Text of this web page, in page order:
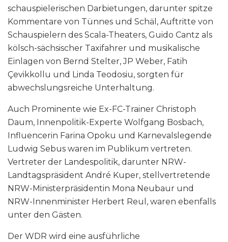
schauspielerischen Darbietungen, darunter spitze
Kommentare von Tünnes und Schäl, Auftritte von
Schauspielern des Scala-Theaters, Guido Cantz als
kölsch-sächsischer Taxifahrer und musikalische
Einlagen von Bernd Stelter, JP Weber, Fatih
Çevikkollu und Linda Teodosiu, sorgten für
abwechslungsreiche Unterhaltung.
Auch Prominente wie Ex-FC-Trainer Christoph
Daum, Innenpolitik-Experte Wolfgang Bosbach,
Influencerin Farina Opoku und Karnevalslegende
Ludwig Sebus waren im Publikum vertreten.
Vertreter der Landespolitik, darunter NRW-
Landtagspräsident André Kuper, stellvertretende
NRW-Ministerpräsidentin Mona Neubaur und
NRW-Innenminister Herbert Reul, waren ebenfalls
unter den Gästen.
Der WDR wird eine ausführliche